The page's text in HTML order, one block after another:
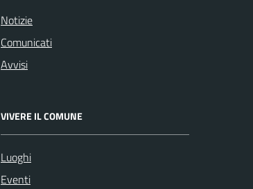
Notizie
Comunicati
Avvisi
VIVERE IL COMUNE
Luoghi
Eventi